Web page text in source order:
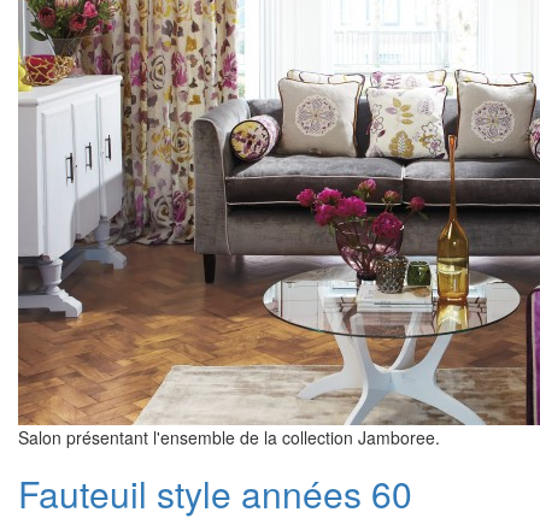
Salon présentant l'ensemble de la collection Jamboree.
Fauteuil style années 60